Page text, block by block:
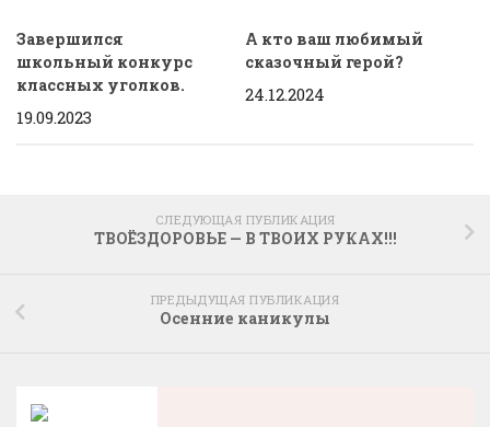
Завершился
школьный конкурс
классных уголков.
19.09.2023
А кто ваш любимый
сказочный герой?
24.12.2024
СЛЕДУЮЩАЯ ПУБЛИКАЦИЯ
ТВОЁЗДОРОВЬЕ — В ТВОИХ РУКАХ!!!
ПРЕДЫДУЩАЯ ПУБЛИКАЦИЯ
Осенние каникулы